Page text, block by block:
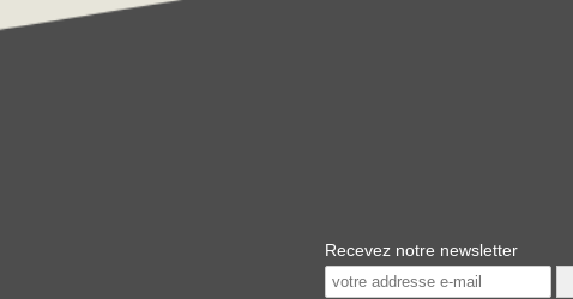
Recevez notre newsletter